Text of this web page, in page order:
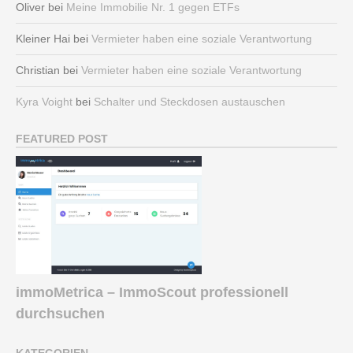
Oliver bei Meine Immobilie Nr. 1 gegen ETFs
Kleiner Hai bei Vermieter haben eine soziale Verantwortung
Christian bei Vermieter haben eine soziale Verantwortung
Kyra Voight bei Schalter und Steckdosen austauschen
FEATURED POST
immoMetrica – ImmoScout professionell
durchsuchen